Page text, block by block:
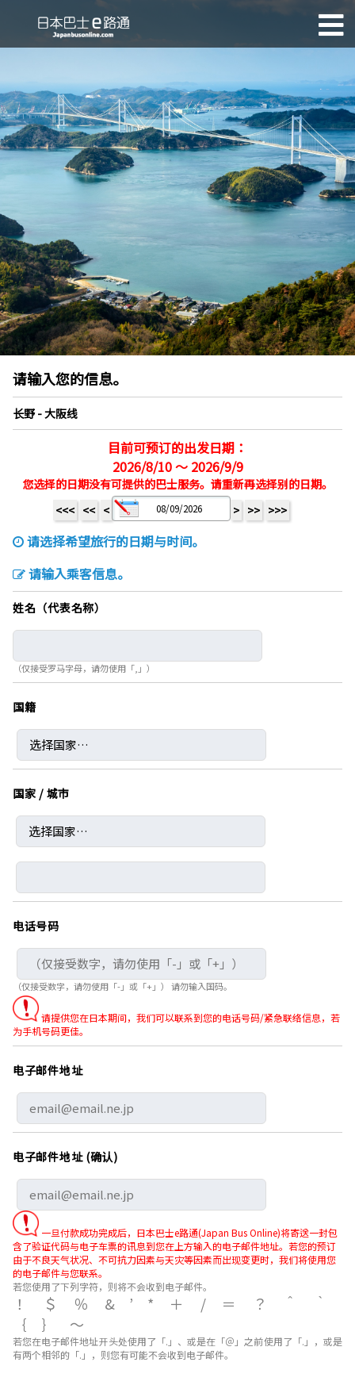
请输入您的信息。
长野 - 大阪线
目前可预订的出发日期：
2026/8/10 ～ 2026/9/9
您选择的日期没有可提供的巴士服务。请重新再选择别的日期。
<<< << < > >> >>>
请选择希望旅行的日期与时间。
请输入乘客信息。
姓名（代表名称）
（仅接受罗马字母，请勿使用「,」）
国籍
国家 / 城市
电话号码
（仅接受数字，请勿使用「-」或「+」） 请勿输入国码。
请提供您在日本期间，我们可以联系到您的电话号码/紧急联络信息，若
为手机号码更佳。
电子邮件地址
电子邮件地址 (确认)
一旦付款成功完成后，日本巴士e路通(Japan Bus Online)将寄送一封包
含了验证代码与电子车票的讯息到您在上方输入的电子邮件地址。若您的预订
由于不良天气状况、不可抗力因素与天灾等因素而出现变更时，我们将使用您
的电子邮件与您联系。
若您使用了下列字符，则将不会收到电子邮件。
！＄％&’*＋/＝？＾｀
｛｝～
若您在电子邮件地址开头处使用了「.」、或是在「＠」之前使用了「.」，或是
有两个相邻的「.」，则您有可能不会收到电子邮件。